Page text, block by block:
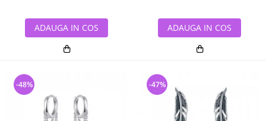
ADAUGA IN COS ADAUGA IN COS
-48% -47%